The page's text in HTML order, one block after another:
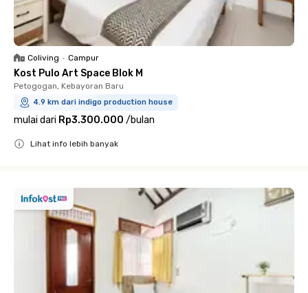
Coliving • Campur
Kost Pulo Art Space Blok M
Petogogan, Kebayoran Baru
4.9 km dari indigo production house
mulai dari Rp3.300.000 /bulan
Lihat info lebih banyak